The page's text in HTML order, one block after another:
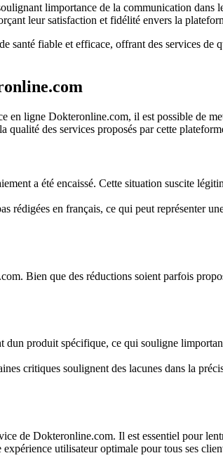
limportance de la communication dans
leur satisfaction et fidélité envers la
fiable et efficace, offrant des services de
en ligne Dokteronline.com, il est possible de
qualité des services proposés par cette
a été encaissé. Cette situation suscite
rédigées en français, ce qui peut représenter
Bien que des réductions soient parfois
produit spécifique, ce qui souligne
critiques soulignent des lacunes dans la
de Dokteronline.com. Il est essentiel pour
utilisateur optimale pour tous ses